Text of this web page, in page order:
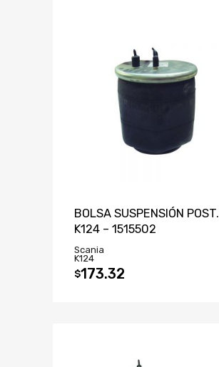
BOLSA SUSPENSIÓN POST.II
K124 – 1515502
Scania
K124
$173.32